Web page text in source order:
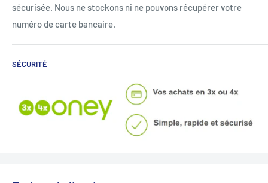
sécurisée. Nous ne stockons ni ne pouvons récupérer votre
numéro de carte bancaire.
SÉCURITÉ